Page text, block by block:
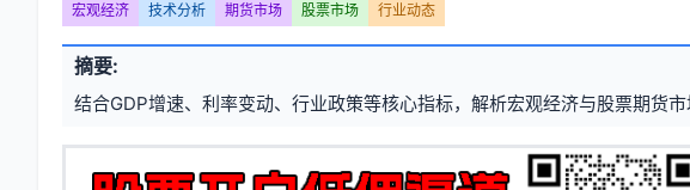
章
元
信
息
文
章
签
宏观经济 技术分析 期货市场 股票市场 行业动态
摘要:
结合GDP增速、利率变动、行业政策等核心指标，解析宏观经济与股票期货